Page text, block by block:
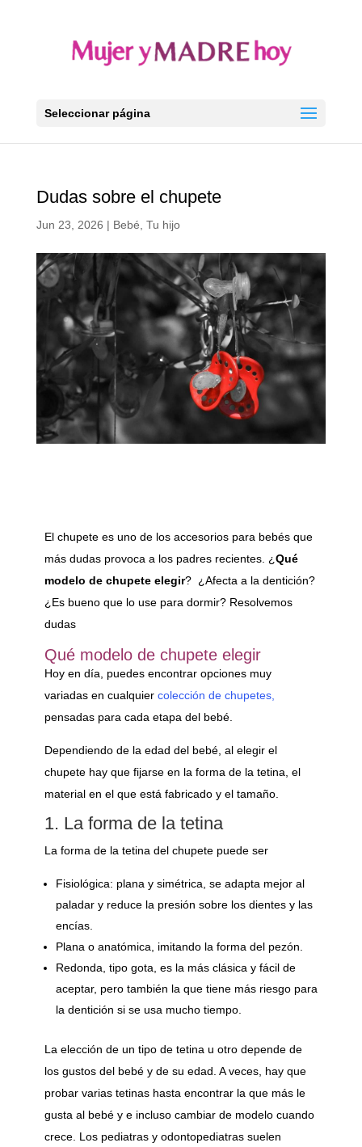
Seleccionar página
Dudas sobre el chupete
Jun 23, 2026 | Bebé Tu hijo
El chupete es uno de los accesorios para bebés que
más dudas provoca a los padres recientes. ¿Qué
modelo de chupete elegir? ¿Afecta a la dentición?
¿Es bueno que lo use para dormir? Resolvemos
dudas
Qué modelo de chupete elegir
Hoy en día, puedes encontrar opciones muy
variadas en cualquiercolección de chupetes,
pensadas para cada etapa del bebé.
Dependiendo de la edad del bebé, al elegir el
chupete hay que fijarse en la forma de la tetina, el
material en el que está fabricado y el tamaño.
1. La forma de la tetina
La forma de la tetina del chupete puede ser
Fisiológica: plana y simétrica, se adapta mejor al
paladar y reduce la presión sobre los dientes y las
encías.
Plana o anatómica, imitando la forma del pezón.
Redonda, tipo gota, es la más clásica y fácil de
aceptar, pero también la que tiene más riesgo para
la dentición si se usa mucho tiempo.
La elección de un tipo de tetina u otro depende de
los gustos del bebé y de su edad. A veces, hay que
probar varias tetinas hasta encontrar la que más le
gusta al bebé y e incluso cambiar de modelo cuando
crece. Los pediatras y odontopediatras suelen